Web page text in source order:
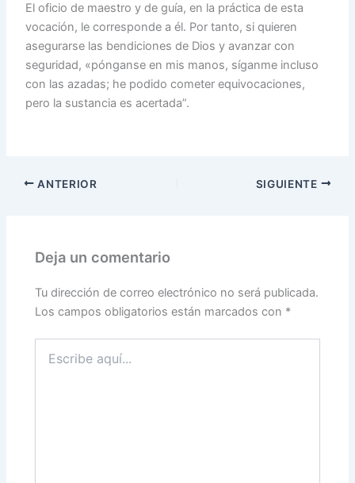
El oficio de maestro y de guía, en la práctica de esta
vocación, le corresponde a él. Por tanto, si quieren
asegurarse las bendiciones de Dios y avanzar con
seguridad, «pónganse en mis manos, síganme incluso
con las azadas; he podido cometer equivocaciones,
pero la sustancia es acertada”.
ANTERIOR SIGUIENTE
Deja un comentario
Tu dirección de correo electrónico no será publicada.
Los campos obligatorios están marcados con *
aquí...